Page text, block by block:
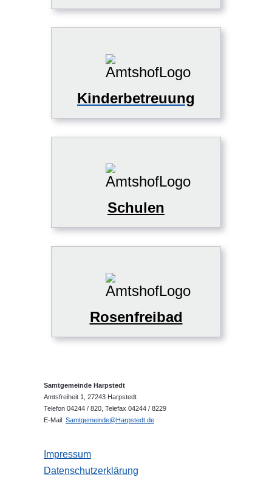
Kinderbetreuung
Schulen
Rosenfreibad
Samtgemeinde Harpstedt
Amtsfreiheit 1, 27243 Harpstedt
Telefon 04244 / 820, Telefax 04244 / 8229
E-Mail: Samtgemeinde@Harpstedt.de
Impressum
Datenschutzerklärung